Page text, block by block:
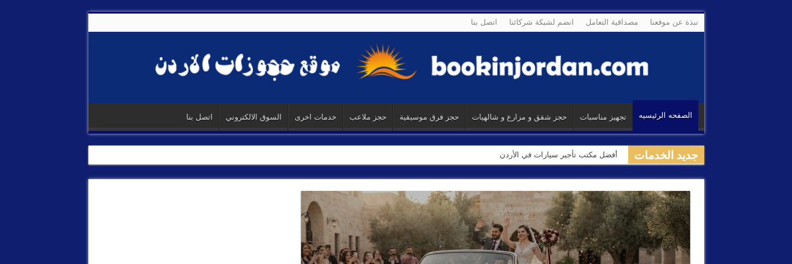
نبذة عن موفعنا مصداقية التعامل انضم لشبكة شركائنا اتصل بنا
الصفحه الرئيسيه تجهيز مناسبات حجز شقق و مزارع و شالهيات حجز فرق موسيقية حجز ملاعب خدمات اخرى السوق الالكتروني اتصل بنا
جديد الخدمات رقم فرقة زفة